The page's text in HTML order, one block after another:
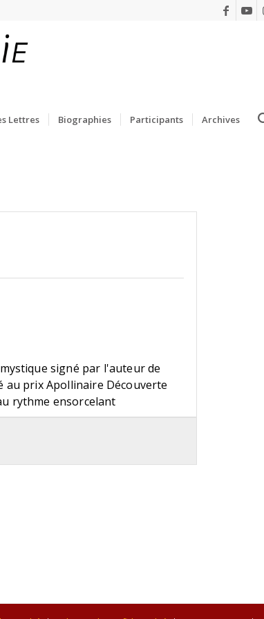
Lettres Biographies Participants Archives
signé par l'auteur de
au prix Apollinaire Découverte
rythme ensorcelant